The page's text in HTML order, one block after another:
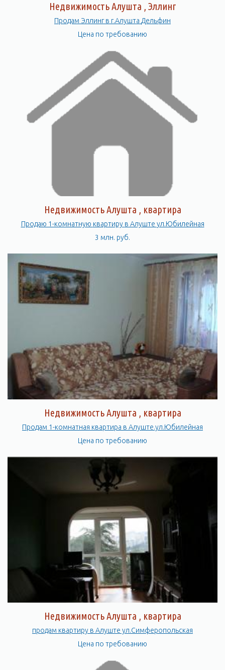
Недвижимость Алушта , Эллинг
Продам Эллинг в г.Алушта Дельфин
Цена по требованию
Недвижимость Алушта , квартира
Продаю 1-комнатную квартиру в Алуште ул.Юбилейная
3 млн. руб.
Недвижимость Алушта , квартира
Продам 1-комнатная квартира в Алуште.ул.Юбилейная
Цена по требованию
Недвижимость Алушта , квартира
продам квартиру в Алуште ул.Симферопольская
Цена по требованию